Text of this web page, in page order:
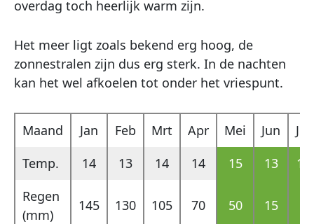
overdag toch heerlijk warm zijn.
Het meer ligt zoals bekend erg hoog, de
zonnestralen zijn dus erg sterk. In de nachten
kan het wel afkoelen tot onder het vriespunt.
Maand Jan Feb Mrt Apr Mei Jun
Jul
Temp.
14 13 14 14 15 13
13
Regen
(mm)
145 130 105 70 50 15